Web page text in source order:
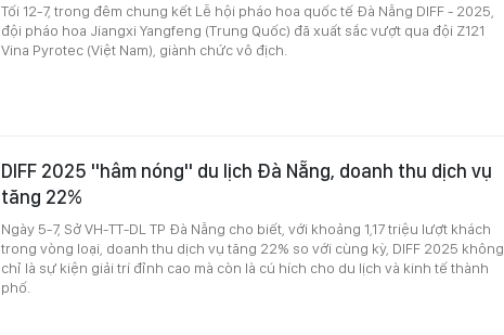
Tối 12-7, trong đêm chung kết Lễ hội pháo hoa quốc tế Đà Nẵng DIFF - 2025,
đội pháo hoa Jiangxi Yangfeng (Trung Quốc) đã xuất sắc vượt qua đội Z121
Vina Pyrotec (Việt Nam), giành chức vô địch.
DIFF 2025 "hâm nóng" du lịch Đà Nẵng, doanh thu dịch vụ
tăng 22%
Ngày 5-7, Sở VH-TT-DL TP Đà Nẵng cho biết, với khoảng 1,17 triệu lượt khách
trong vòng loại, doanh thu dịch vụ tăng 22% so với cùng kỳ, DIFF 2025 không
chỉ là sự kiện giải trí đỉnh cao mà còn là cú hích cho du lịch và kinh tế thành
phố.